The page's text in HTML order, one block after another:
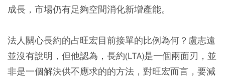
成長，市場仍有足夠空間消化新增產能。
法人關心長約的占旺宏目前接單的比例為何？盧志遠
並沒有說明，但他認為，長約(LTA)是一個兩面刃，並
非是一個解決供不應求的的方法，對旺宏而言，要減